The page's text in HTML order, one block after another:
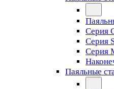
Серия
Серия
Серия
Паяльные